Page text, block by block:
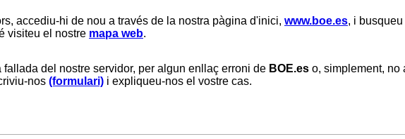
accediu-hi de nou a través de la nostra pàgina d'inici, www.boe.es, i
visiteu el nostre mapa web.
del nostre servidor, per algun enllaç erroni de BOE.es o, simplement, no
nos (formulari) i expliqueu-nos el vostre cas.